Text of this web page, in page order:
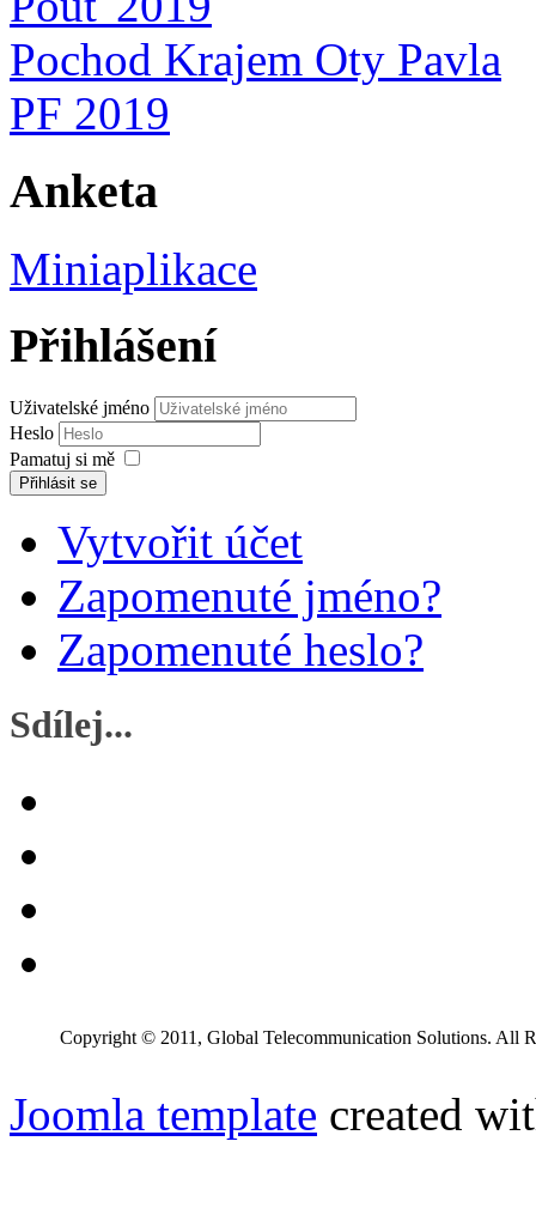
Pochod Krajem Oty Pavla
PF 2019
Anketa
Miniaplikace
Přihlášení
Uživatelské jméno
Heslo
Pamatuj si mě
Přihlásit se
Vytvořit účet
Zapomenuté jméno?
Zapomenuté heslo?
Sdílej...
Copyright © 2011, Global Telecommunication Solutions. All
Joomla template created